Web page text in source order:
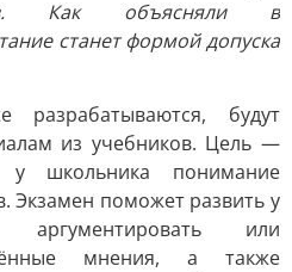
Как объясняли в
станет формой допуска
разрабатываются, будут
из учебников. Цель —
у школьника понимание
Экзамен поможет развить у
аргументировать или
мнения, а также